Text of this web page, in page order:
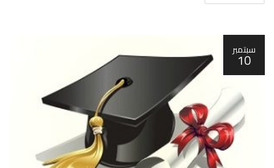
سبتمبر
10